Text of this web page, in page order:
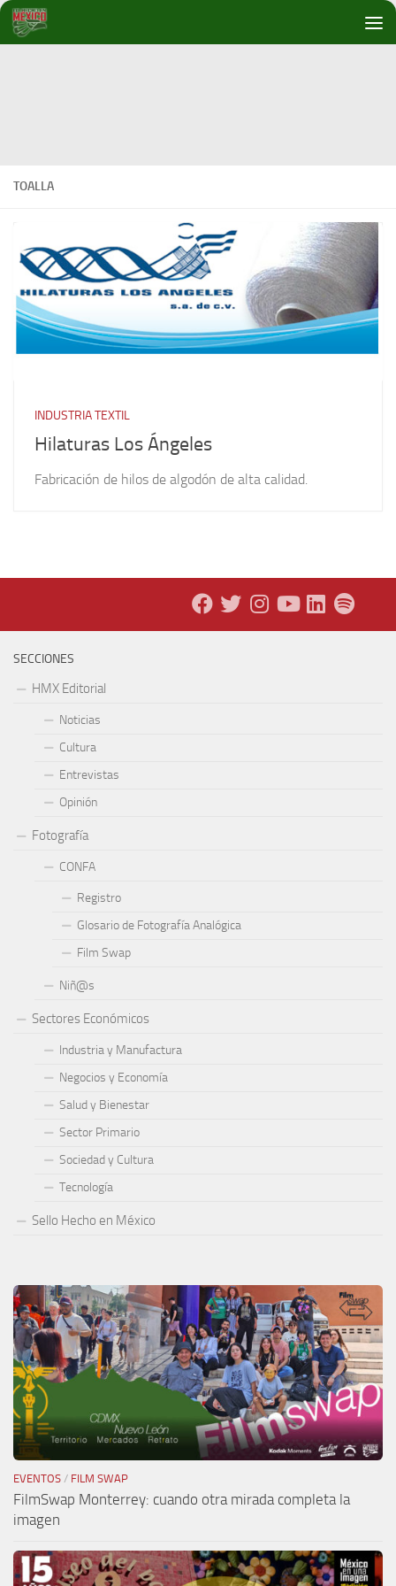
Debajo del contenido
TOALLA
INDUSTRIA TEXTIL
Hilaturas Los Ángeles
Fabricación de hilos de algodón de alta calidad.
SECCIONES
HMX Editorial
Noticias
Cultura
Entrevistas
Opinión
Fotografía
CONFA
Registro
Glosario de Fotografía Analógica
Film Swap
Niñ@s
Sectores Económicos
Industria y Manufactura
Negocios y Economía
Salud y Bienestar
Sector Primario
Sociedad y Cultura
Tecnología
Sello Hecho en México
EVENTOS / FILM SWAP
FilmSwap Monterrey: cuando otra mirada completa la
imagen